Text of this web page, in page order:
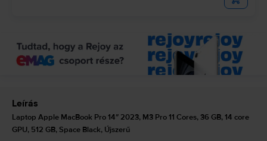
Leírás
Laptop Apple MacBook Pro 14″ 2023, M3 Pro 11 Cores, 36 GB, 14 core
GPU, 512 GB, Space Black, Újszerű